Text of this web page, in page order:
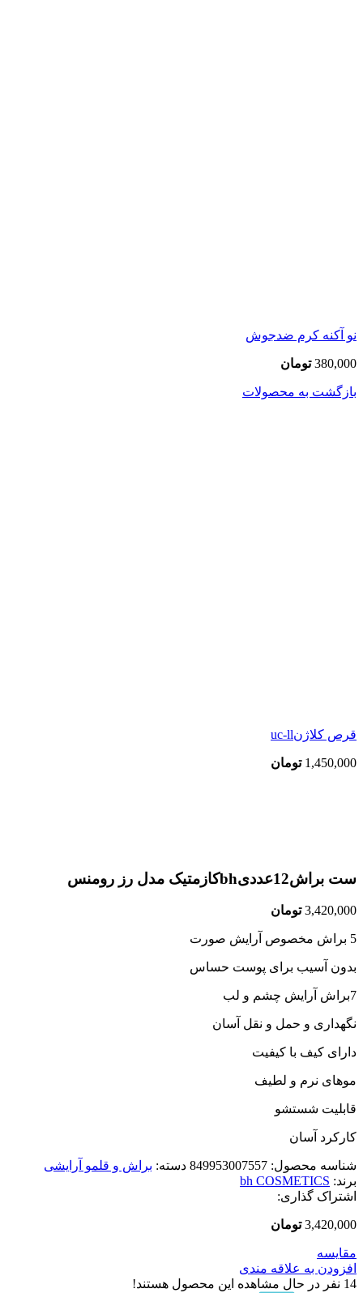
نو آکنه کرم ضدجوش
380,000 تومان
بازگشت به محصولات
قرص کلاژنuc-ll
1,450,000 تومان
ست براش12عددیbhکازمتیک مدل رز رومنس
3,420,000 تومان
5 براش مخصوص آرایش صورت
بدون آسیب برای پوست حساس
7براش آرایش چشم و لب
نگهداری و حمل و نقل آسان
دارای کیف با کیفیت
موهای نرم و لطیف
قابلیت شستشو
کارکرد آسان
شناسه محصول: 849953007557 دسته: براش و قلمو آرایشی
برند: bh COSMETICS
اشتراک گذاری:
3,420,000 تومان
مقایسه
افزودن به علاقه مندی
14 نفر در حال مشاهده این محصول هستند!